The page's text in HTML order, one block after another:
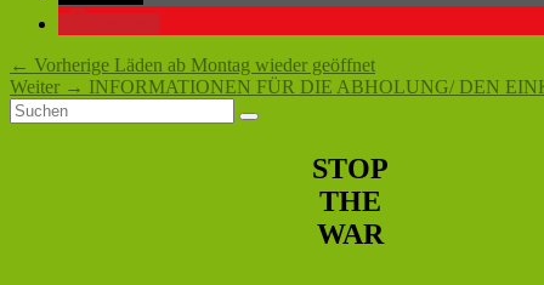
Beitragsnavigation
← Vorherige Vorheriger
Beitrag:
Läden ab Montag wieder geöffnet
Weiter → Nächster
INFORMATIONEN FÜR DIE ABHOLUNG/ DEN
Primärer
Suchen
nach:
Suchen
STOP
THE
WAR